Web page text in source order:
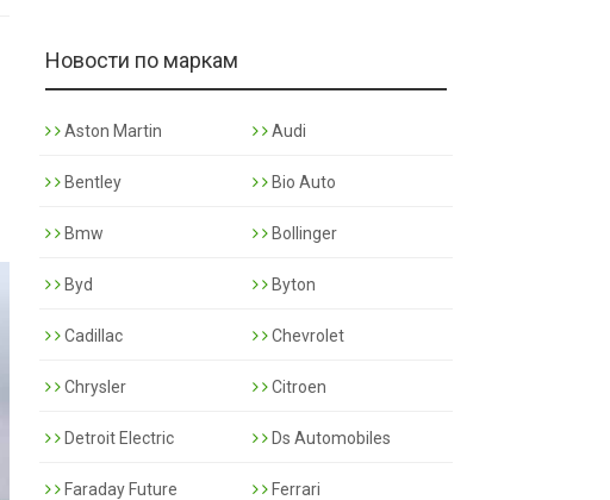
Новости по маркам
Aston Martin Audi
Bentley Bio Auto
Bmw Bollinger
Byd Byton
Cadillac Chevrolet
Chrysler Citroen
Detroit Electric Ds Automobiles
Faraday Future Ferrari